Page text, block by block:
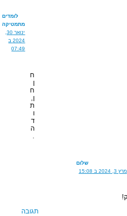
לומדים
מתמטיקה
ינואר 30,
2024 ב
07:49
שלום
15:08
תגובה